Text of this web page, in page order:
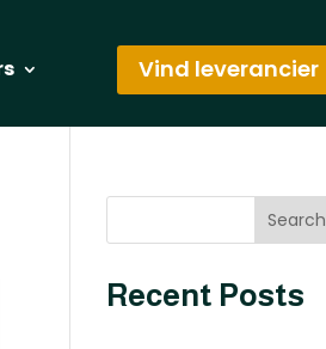
Vind leverancier
Search
Recent Posts